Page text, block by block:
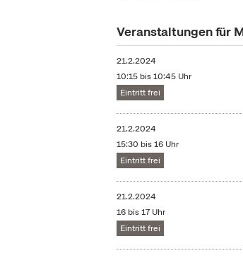
Veranstaltungen für
21.2.2024
10:15 bis 10:45 Uhr
Eintritt frei
21.2.2024
15:30 bis 16 Uhr
Eintritt frei
21.2.2024
16 bis 17 Uhr
Eintritt frei